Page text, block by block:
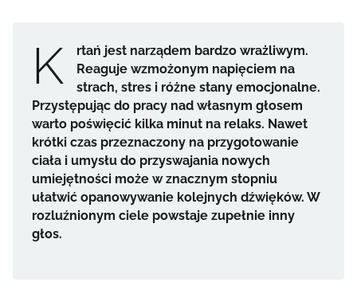
K
rtań jest narządem bardzo wrażliwym.
Reaguje wzmożonym napięciem na
strach, stres i różne stany emocjonalne.
Przystępując do pracy nad własnym głosem
warto poświęcić kilka minut na relaks. Nawet
krótki czas przeznaczony na przygotowanie
ciała i umysłu do przyswajania nowych
umiejętności może w znacznym stopniu
ułatwić opanowywanie kolejnych dźwięków. W
rozluźnionym ciele powstaje zupełnie inny
głos.